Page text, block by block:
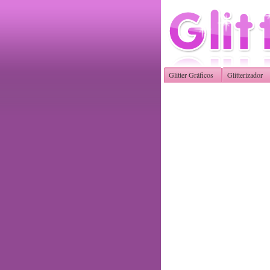
Glitter Gráficos Glitterizador